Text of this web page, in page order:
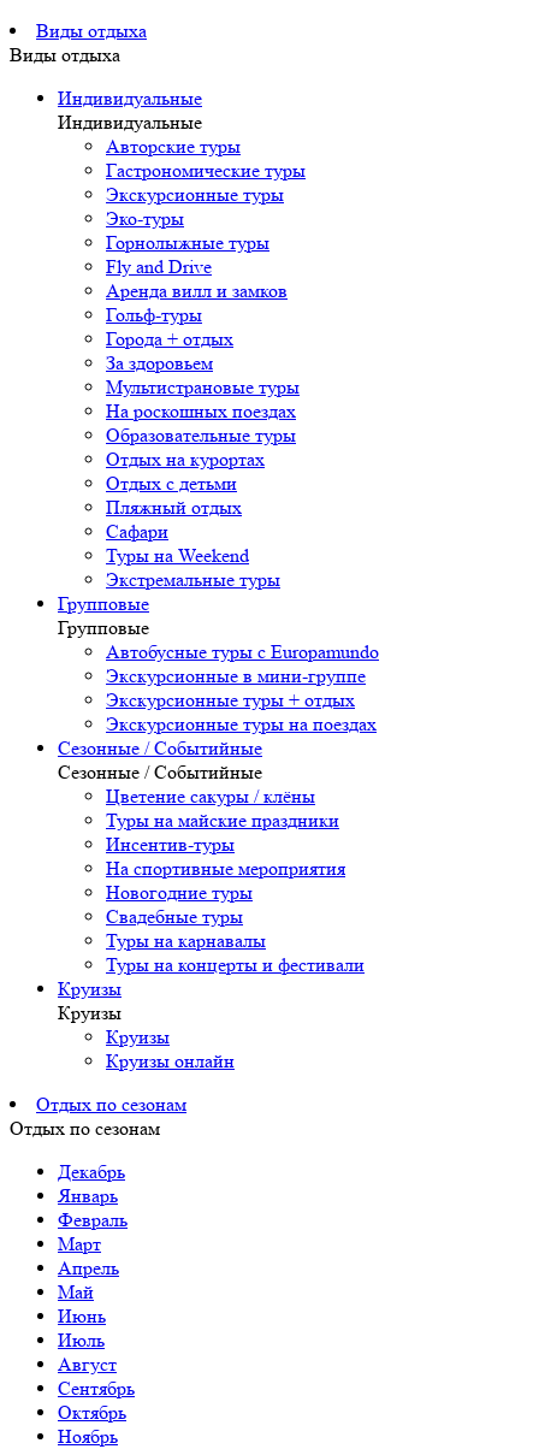
Виды отдыха
Виды отдыха
Индивидуальные
Индивидуальные
Авторские туры
Гастрономические туры
Экскурсионные туры
Эко-туры
Горнолыжные туры
Fly and Drive
Аренда вилл и замков
Гольф-туры
Города + отдых
За здоровьем
Мультистрановые туры
На роскошных поездах
Образовательные туры
Отдых на курортах
Отдых с детьми
Пляжный отдых
Сафари
Туры на Weekend
Экстремальные туры
Групповые
Групповые
Автобусные туры с Europamundo
Экскурсионные в мини-группе
Экскурсионные туры + отдых
Экскурсионные туры на поездах
Сезонные / Событийные
Сезонные / Событийные
Цветение сакуры / клёны
Туры на майские праздники
Инсентив-туры
На спортивные мероприятия
Новогодние туры
Свадебные туры
Туры на карнавалы
Туры на концерты и фестивали
Круизы
Круизы
Круизы
Круизы онлайн
Отдых по сезонам
Отдых по сезонам
Декабрь
Январь
Февраль
Март
Апрель
Май
Июнь
Июль
Август
Сентябрь
Октябрь
Ноябрь